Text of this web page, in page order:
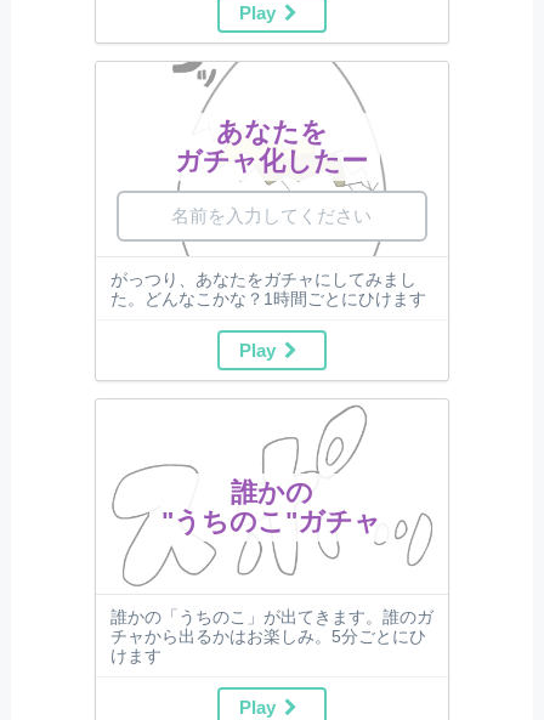
Play
あなたを
ガチャ化したー
がっつり、あなたをガチャにしてみまし
た。どんなこかな？1時間ごとにひけます
Play
誰かの
"うちのこ"ガチャ
誰かの「うちのこ」が出てきます。誰のガ
チャから出るかはお楽しみ。5分ごとにひ
けます
Play